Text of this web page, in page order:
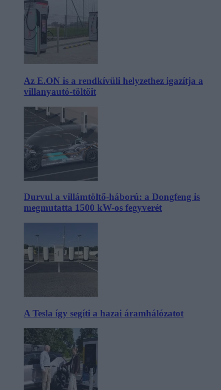
Az E.ON is a rendkívüli helyzethez igazítja a
villanyautó-töltőit
Durvul a villámtöltő-háború: a Dongfeng is
megmutatta 1500 kW-os fegyverét
A Tesla így segíti a hazai áramhálózatot